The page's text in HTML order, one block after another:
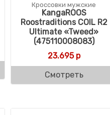
Кроссовки мужские
KangaROOS
Roostraditions COIL R2
Ultimate «Tweed»
(475110008083)
23.695р
Смотреть